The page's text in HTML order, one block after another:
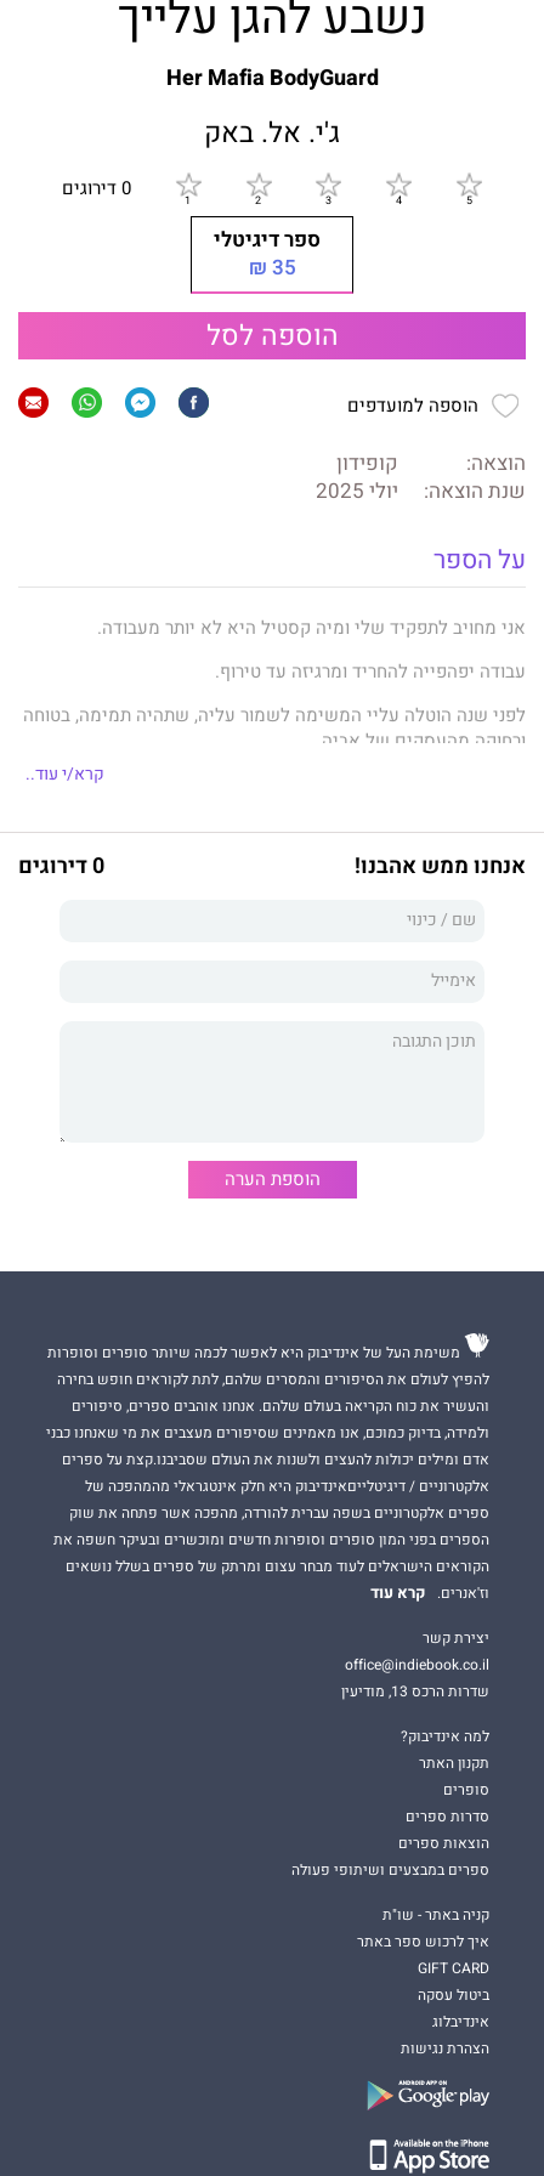
נשבע להגן עלייך
Her Mafia BodyGuard
ג'י. אל. באק
0 דירוגים
ספר דיגיטלי
35 ₪
הוספה לסל
הוספה למועדפים
הוצאה:
קופידון
שנת הוצאה:
יולי 2025
על הספר
אני מחויב לתפקיד שלי ומיה קסטיל היא לא יותר מעבודה.
עבודה יפהפייה להחריד ומרגיזה עד טירוף.
לפני שנה הוטלה עליי המשימה לשמור עליה, שתהיה תמימה, בטוחה
ורחוקה מהעסקים של אביה.
לא היה לי מושג שהאש הפנימית שלה תהפוך לאובססיה החדשה
להעמיד פנים שאני לא רוצה אותה – זה קל.
הקפוא לפעום.
לחבק אותה.
אני לכוד בין חובה לתשוקה. הבטחתי לאביה, הבוס שלי, שאשמור
עליה. והיא אכן בטוחה.
נשבע להגן עלייך
עכשווי על אהבה מסוכנת, אהבה בין שני אנשים שהגיעו ממעמדות
שונות. היא עשירה והוא עובד בשביל אבא שלה, אבל הלב לא בוחר
במי להתאהב.
באק כותבת על גברים חזקים שלוקחים את מה שהם רוצים ומוכנים
לעשות הכול למען האישה שהם אוהבים.
קרא/י עוד..
אנחנו ממש אהבנו! 0 דירוגים
הוספת הערה
משימת העל של אינדיבוק היא לאפשר לכמה שיותר סופרים וסופרות
להפיץ לעולם את הסיפורים והמסרים שלהם, לתת לקוראים חופש בחירה
והעשיר את כוח הקריאה בעולם שלהם. אנחנו אוהבים ספרים, סיפורים
ולמידה, בדיוק כמוכם, אנו מאמינים שסיפורים מעצבים את מי שאנחנו כבני
אדם ומילים יכולות להעצים ולשנות את העולם שסביבנו.קצת על ספרים
אלקטרוניים / דיגיטלייםאינדיבוק היא חלק אינטגראלי מהמהפכה של
ספרים אלקטרוניים בשפה עברית להורדה, מהפכה אשר פתחה את שוק
הספרים בפני המון סופרים וסופרות חדשים ומוכשרים ובעיקר חשפה את
הקוראים הישראלים לעוד מבחר עצום ומרתק של ספרים בשלל נושאים
וז'אנרים.
קרא עוד
יצירת קשר
office@indiebook.co.il
שדרות הרכס 13, מודיעין
למה אינדיבוק?
תקנון האתר
סופרים
סדרות ספרים
הוצאות ספרים
ספרים במבצעים ושיתופי פעולה
קניה באתר - שו"ת
איך לרכוש ספר באתר
GIFT CARD
ביטול עסקה
אינדיבלוג
הצהרת נגישות